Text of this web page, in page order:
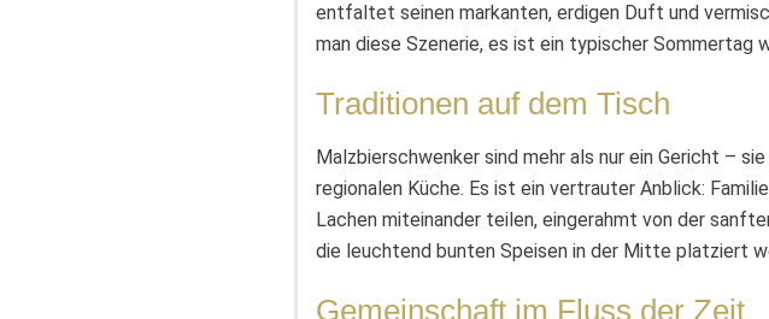
entfaltet seinen markanten, erdigen Duft und
man diese Szenerie, es ist ein typischer Sommertag
Traditionen auf dem Tisch
Malzbierschwenker sind mehr als nur ein Gericht –
regionalen Küche. Es ist ein vertrauter Anblick:
Lachen miteinander teilen, eingerahmt von der
die leuchtend bunten Speisen in der Mitte platziert
Gemeinschaft im Fluss der Zeit